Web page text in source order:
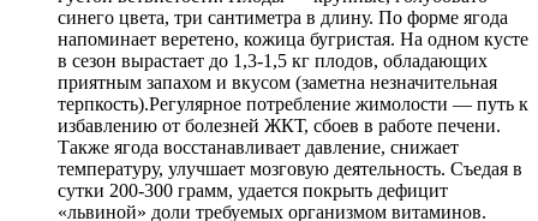
синего цвета, три сантиметра в длину. По форме ягода
напоминает веретено, кожица бугристая. На одном кусте
в сезон вырастает до 1,3-1,5 кг плодов, обладающих
приятным запахом и вкусом (заметна незначительная
терпкость).Регулярное потребление жимолости — путь к
избавлению от болезней ЖКТ, сбоев в работе печени.
Также ягода восстанавливает давление, снижает
температуру, улучшает мозговую деятельность. Съедая в
сутки 200-300 грамм, удается покрыть дефицит
«львиной» доли требуемых организмом витаминов.